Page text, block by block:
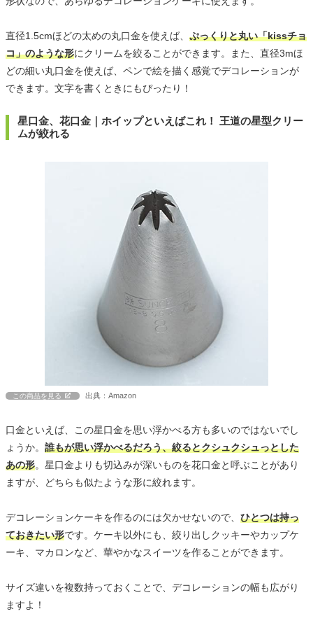
直径1.5cmほどの太めの丸口金を使えば、 ぷっくりと丸い「kissチョ
コ」のような形にクリームを絞ることができます。また、直径3mほ
どの細い丸口金を使えば、ペンで絵を描く感覚でデコレーションが
できます。文字を書くときにもぴったり！
星口金、花口金｜ホイップといえばこれ！ 王道の星型クリー
ムが絞れる
この商品を見る 出典：Amazon
口金といえば、この星口金を思い浮かべる方も多いのではないでし
ょうか。 誰もが思い浮かべるだろう、絞るとクシュクシュっとした
あの形。星口金よりも切込みが深いものを花口金と呼ぶことがあり
ますが、どちらも似たような形に絞れます。
デコレーションケーキを作るのには欠かせないので、 ひとつは持っ
ておきたい形です。ケーキ以外にも、絞り出しクッキーやカップケ
ーキ、マカロンなど、華やかなスイーツを作ることができます。
サイズ違いを複数持っておくことで、デコレーションの幅も広がり
ますよ！